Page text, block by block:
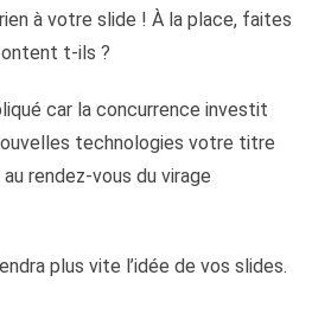
à votre slide ! À la place, faites
t-ils ?
car la concurrence investit
technologies votre titre
rendez-vous du virage
plus vite l’idée de vos slides.